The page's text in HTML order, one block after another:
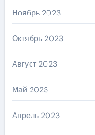
Ноябрь 2023
Октябрь 2023
Август 2023
Май 2023
Апрель 2023